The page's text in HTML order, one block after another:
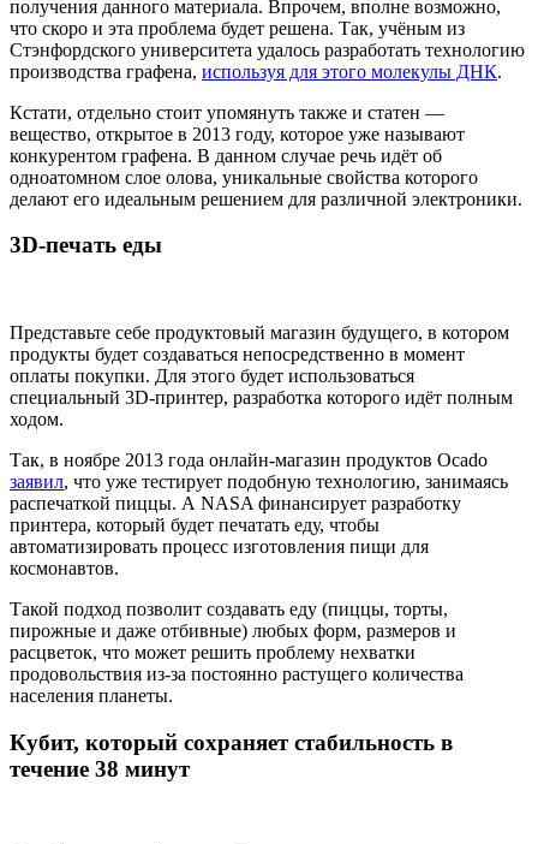
получения данного материала. Впрочем, вполне возможно,
что скоро и эта проблема будет решена. Так, учёным из
Стэнфордского университета удалось разработать технологию
производства графена, используя для этого молекулы ДНК.
Кстати, отдельно стоит упомянуть также и статен —
вещество, открытое в 2013 году, которое уже называют
конкурентом графена. В данном случае речь идёт об
одноатомном слое олова, уникальные свойства которого
делают его идеальным решением для различной электроники.
3D-печать еды
Представьте себе продуктовый магазин будущего, в котором
продукты будет создаваться непосредственно в момент
оплаты покупки. Для этого будет использоваться
специальный 3D-принтер, разработка которого идёт полным
ходом.
Так, в ноябре 2013 года онлайн-магазин продуктов Ocado
заявил, что уже тестирует подобную технологию, занимаясь
распечаткой пиццы. А NASA финансирует разработку
принтера, который будет печатать еду, чтобы
автоматизировать процесс изготовления пищи для
космонавтов.
Такой подход позволит создавать еду (пиццы, торты,
пирожные и даже отбивные) любых форм, размеров и
расцветок, что может решить проблему нехватки
продовольствия из-за постоянно растущего количества
населения планеты.
Кубит, который сохраняет стабильность в
течение 38 минут